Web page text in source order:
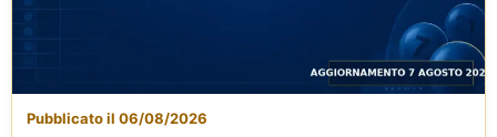
Pubblicato il 06/08/2026